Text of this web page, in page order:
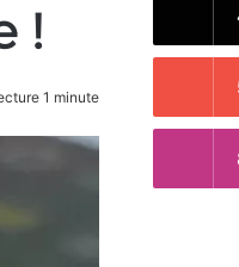
!
1 minute